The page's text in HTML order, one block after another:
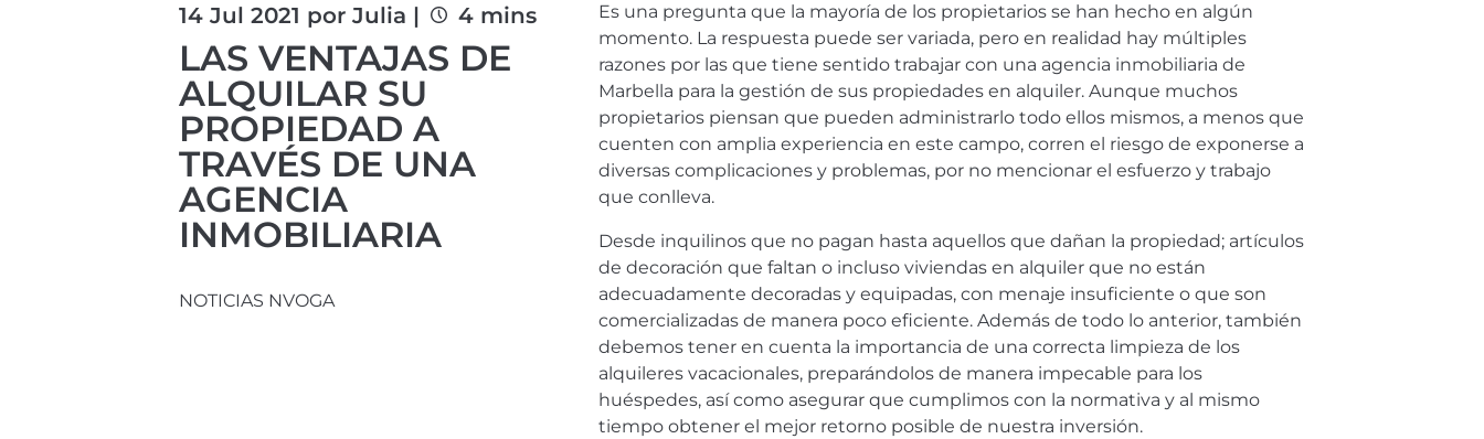
14 Jul 2021 por Julia | 4 mins
LAS VENTAJAS DE
ALQUILAR SU
PROPIEDAD A
TRAVÉS DE UNA
AGENCIA
INMOBILIARIA
NOTICIAS NVOGA
Es una pregunta que la mayoría de los propietarios se han hecho en algún
momento. La respuesta puede ser variada, pero en realidad hay múltiples
razones por las que tiene sentido trabajar con una agencia inmobiliaria de
Marbella para la gestión de sus propiedades en alquiler. Aunque muchos
propietarios piensan que pueden administrarlo todo ellos mismos, a menos que
cuenten con amplia experiencia en este campo, corren el riesgo de exponerse a
diversas complicaciones y problemas, por no mencionar el esfuerzo y trabajo
que conlleva.
Desde inquilinos que no pagan hasta aquellos que dañan la propiedad; artículos
de decoración que faltan o incluso viviendas en alquiler que no están
adecuadamente decoradas y equipadas, con menaje insuficiente o que son
comercializadas de manera poco eficiente. Además de todo lo anterior, también
debemos tener en cuenta la importancia de una correcta limpieza de los
alquileres vacacionales, preparándolos de manera impecable para los
huéspedes, así como asegurar que cumplimos con la normativa y al mismo
tiempo obtener el mejor retorno posible de nuestra inversión.